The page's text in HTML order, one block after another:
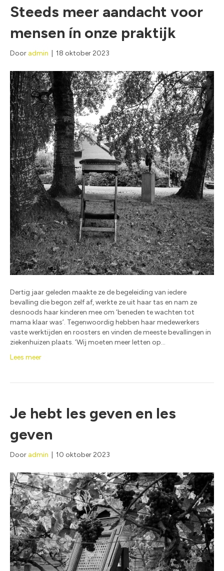
Steeds meer aandacht voor
mensen ín onze praktijk
Door admin 18 oktober 2023
Dertig jaar geleden maakte ze de begeleiding van iedere
bevalling die begon zelf af, werkte ze uit haar tas en nam ze
desnoods haar kinderen mee om ‘beneden te wachten tot
mama klaar was’. Tegenwoordig hebben haar medewerkers
vaste werktijden en roosters en vinden de meeste bevallingen in
ziekenhuizen plaats. ‘Wij moeten meer letten op…
Lees meer
Je hebt les geven en les
geven
Door admin 10 oktober 2023